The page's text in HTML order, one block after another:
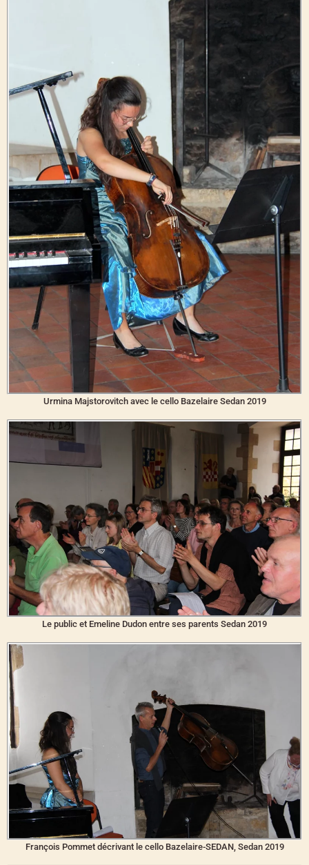
Urmina Majstorovitch avec le cello Bazelaire Sedan 2019
Le public et Emeline Dudon entre ses parents Sedan 2019
François Pommet décrivant le cello Bazelaire-SEDAN, Sedan 2019